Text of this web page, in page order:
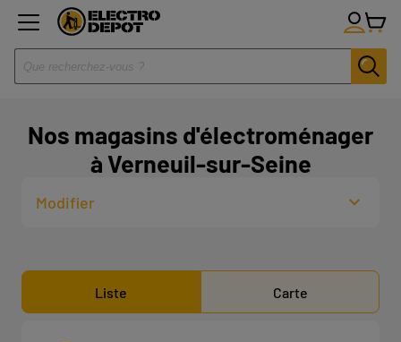
Nos magasins d'électroménager
à Verneuil-sur-Seine
Modifier
Liste Carte